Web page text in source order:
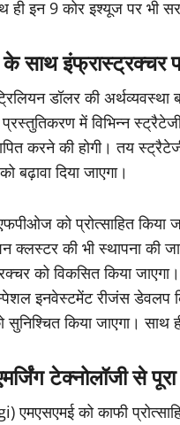
ही इन 9 कोर इश्यूज पर भी
के साथ इंफ्रास्ट्रक्चर
डॉलर की
प्रस्तुतिकरण में विभिन्न
करने की होगी। तय
बढ़ावा दिया जाएगा।
को प्रोत्साहित किया
क्लस्टर की भी स्थापना की
को विकसित किया
इनवेस्टमेंट रीजंस डेवलप
सुनिश्चित किया जाएगा। साथ
टेक्नोलॉजी से पूरा
एमएसएमई को काफी